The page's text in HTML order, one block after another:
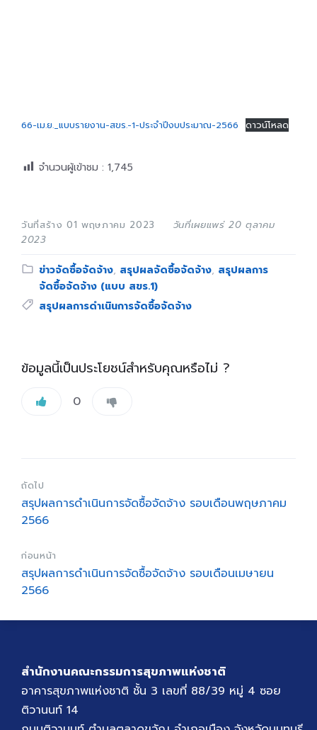
66-เม.ย._แบบรายงาน-สขร.-1-ประจำปีงบประมาณ-2566 ดาวน์โหลด
จำนวนผู้เข้าชม : 1,745
วันที่สร้าง 01 พฤษภาคม 2023
วันที่เผยแพร่ 20 ตุลาคม
2023
Category:
ข่าวจัดซื้อจัดจ้าง, สรุปผลจัดซื้อจัดจ้าง, สรุปผลการ
จัดซื้อจัดจ้าง (แบบ สขร.1)
Tags:
สรุปผลการดำเนินการจัดซื้อจัดจ้าง
ข้อมูลนี้เป็นประโยชน์สำหรับคุณหรือไม่ ?
0
ถัดไป
สรุปผลการดำเนินการจัดซื้อจัดจ้าง รอบเดือนพฤษภาคม
2566
ก่อนหน้า
สรุปผลการดำเนินการจัดซื้อจัดจ้าง รอบเดือนเมษายน
2566
สำนักงานคณะกรรมการสุขภาพแห่งชาติ
อาคารสุขภาพแห่งชาติ ชั้น 3 เลขที่ 88/39 หมู่ 4 ซอย
ติวานนท์ 14